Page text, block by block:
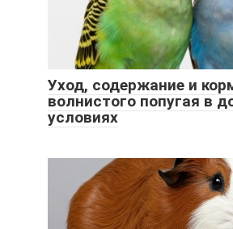
Уход, содержание и
волнистого попугая в
условиях